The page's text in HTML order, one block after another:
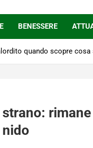
BENESSERE
quando scopre cosa